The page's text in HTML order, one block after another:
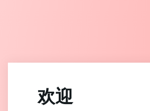
欢迎